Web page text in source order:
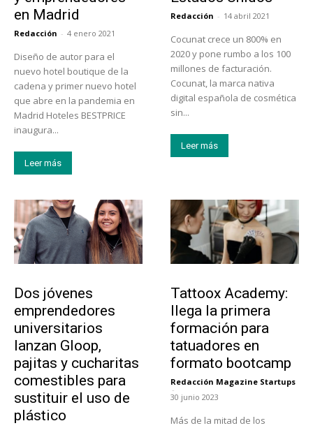
en Madrid
Redacción - 4 enero 2021
Diseño de autor para el
nuevo hotel boutique de la
cadena y primer nuevo hotel
que abre en la pandemia en
Madrid Hoteles BESTPRICE
inaugura...
Leer más
Redacción - 14 abril 2021
Cocunat crece un 800% en
2020 y pone rumbo a los 100
millones de facturación.
Cocunat, la marca nativa
digital española de cosmética
sin...
Leer más
Dos jóvenes
emprendedores
universitarios
lanzan Gloop,
pajitas y cucharitas
comestibles para
sustituir el uso de
plástico
Tattoox Academy:
llega la primera
formación para
tatuadores en
formato bootcamp
Redacción Magazine Startups
-
30 junio 2023
Más de la mitad de los